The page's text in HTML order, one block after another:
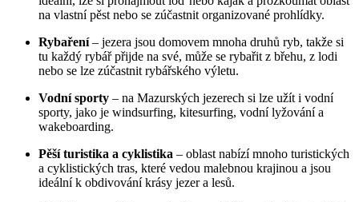
na vlastní pěst nebo se zúčastnit organizované prohlídky.
Rybaření– jezera jsou domovem mnoha druhů ryb, takže si
tu každý rybář přijde na své, může se rybařit z břehu, z lodi
nebo se lze zúčastnit rybářského výletu.
Vodní sporty – na Mazurských jezerech si lze užít i vodní
sporty, jako je windsurfing, kitesurfing, vodní lyžování a
wakeboarding.
Pěší turistika a cyklistika – oblast nabízí mnoho turistických
a cyklistických tras, které vedou malebnou krajinou a jsou
ideální k obdivování krásy jezer a lesů.